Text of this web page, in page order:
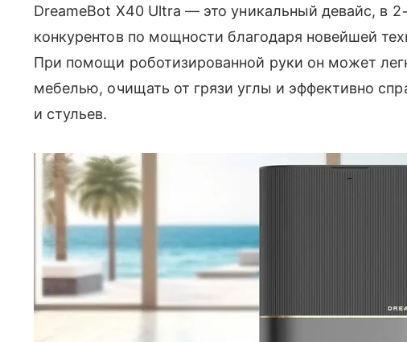
DreameBot X40 Ultra — это уникальный девайс, в
конкурентов по мощности благодаря новейшей
При помощи роботизированной руки он может
мебелью, очищать от грязи углы и эффективно
и стульев.